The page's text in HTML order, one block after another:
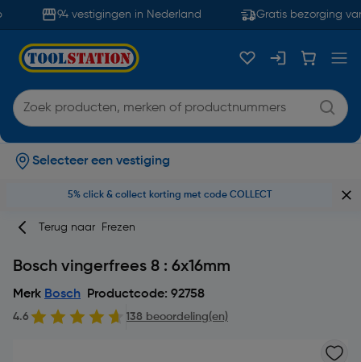
94 vestigingen in Nederland Gratis bezorging
Selecteer een vestiging
5% click & collect korting met code COLLECT
Terug naar Frezen
Bosch vingerfrees 8 : 6x16mm
Merk Bosch Productcode: 92758
4.6 138 beoordeling(en)